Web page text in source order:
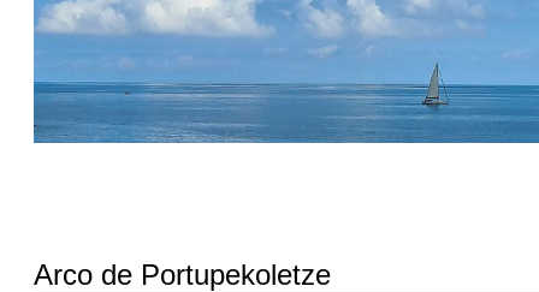
Arco de Portupekoletze